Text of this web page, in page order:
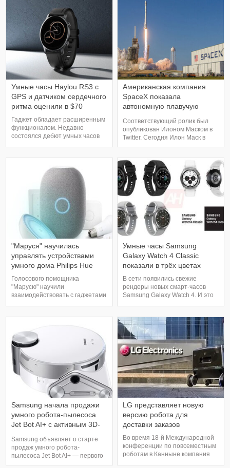
Royole Technology. Этот
аппарат оснащен OLED-
дисплеем, который закрывает
крышка. Но это не простая
крышка, а с наличием инструкци
кто-то стремится к
минимализму. Первым на рынок
сверхкомпактных
электромобилей вышли
моделью Ami. Но недолго место
конкурентов было вакантно, его
быстр
Умные часы Haylou RS3 с
GPS и датчиком сердечного
ритма оценили в $70
Гаджет обладает расширенным
функционалом. Недавно
состоялся дебют умных часов
сообщает издание Gizmochina.
Новые часы получили AMOLED-
дисплей на 1,2 дюйма. Корпус
выполнен из алюминия с
силиконовым ремешком.
Герметичность корпуса
позволяет использовать Haylo
Американская компания
SpaceX показала
автономную плавучую
Falcon
Соответствующий ролик был
опубликован Илоном Маском в
Twitter. Сегодня Илон Маск в
своём Twitter опубликовал
котором демонстрируется
работа новой автономной
плавающей платформы Shortfall
of Gravitas, которая будет
функционировать на Восточном
побережье США. Новинка
предназначаетс
"Маруся" научилась
управлять устройствами
умного дома Philips Hue
Голосового помощника
"Марусю" научили
взаимодействовать с гаджетами
С помощью голосового
помощника можно будет
удаленно управлять датчиками
движения, умными лампами,
светильниками и прочим. С
помощью приложения "Маруся"
н
Умные часы Samsung
Galaxy Watch 4 Classic
показали в трёх цветах
В сети появились свежие
рендеры новых смарт-часов
Samsung Galaxy Watch 4. И это
творчество. Судя по ним,
новинки получат поворотный
безель и круглые экраны с
диагональю 42, 44 и 46 мм.
Корпус в зависимости от
модели будет выполнен из
алюминиевого сплава ил
Samsung начала продажи
умного робота-пылесоса
Jet Bot AI+ с активным 3D-
Samsung объявляет о старте
продаж умного робота-
пылесоса Jet Bot AI+ — первого
в мире робота-пылесоса,
LG представляет новую
версию робота для
доставки заказов
Во время 18-й Международной
конференции по повсеместным
роботам в Канныне компания